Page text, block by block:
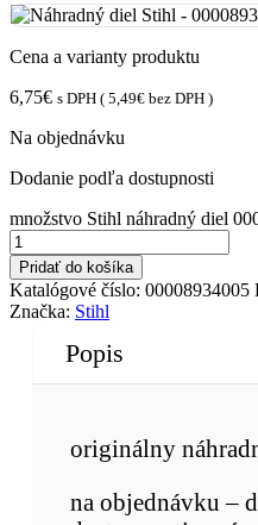
Cena a varianty produktu
6,75€ s DPH ( 5,49€ bez DPH )
Na objednávku
Dodanie podľa dostupnosti
množstvo Stihl náhradný diel
Pridať do košíka
Katalógové číslo: 00008934005
Značka: Stihl
Popis
originálny
na objednávku –